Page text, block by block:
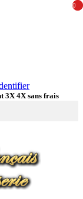
3X 4X sans frais
0
0